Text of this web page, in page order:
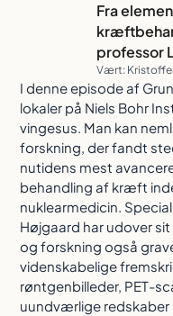
Fra
professor
Vært:
I denne episode af
lokaler på Niels Bohr
vingesus. Man kan
forskning, der fandt
nutidens mest
behandling af kræft
nuklearmedicin.
Højgaard har udover
og forskning også
videnskabelige
røntgenbilleder, PET-
uundværlige